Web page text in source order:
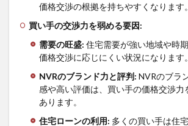
価格交渉の根拠を持ちやすくなります。
買い手の交渉力を弱める要因:
需要の旺盛: 住宅需要が強い地域や時
価格交渉に応じにくい状況になります。
NVRのブランド力と評判: NVRのブラ
感や高い評価は、買い手の価格交渉力
あります。
住宅ローンの利用: 多くの買い手は住